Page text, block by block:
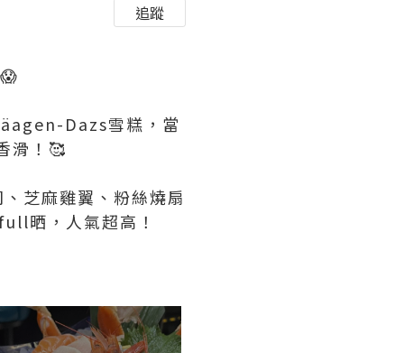
追蹤
Dazs雪糕，當
滑！🥰
芝麻雞翼、粉絲燒扇
晒，人氣超高！